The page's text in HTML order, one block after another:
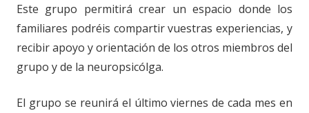
Este grupo permitirá crear un espacio donde los
familiares podréis compartir vuestras experiencias, y
recibir apoyo y orientación de los otros miembros del
grupo y de la neuropsicólga.
El grupo se reunirá el último viernes de cada mes en